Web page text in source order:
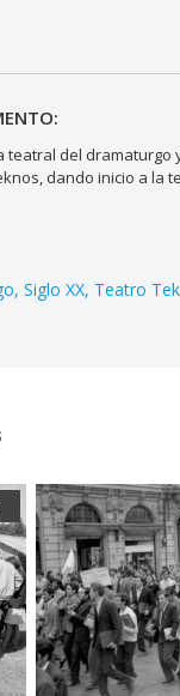
teatral del
dando inicio a la
Siglo XX Teatro